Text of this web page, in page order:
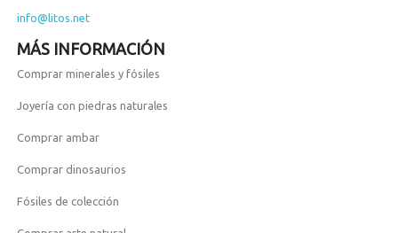
info@litos.net
MÁS INFORMACIÓN
Comprar minerales y fósiles
Joyería con piedras naturales
Comprar ambar
Comprar dinosaurios
Fósiles de colección